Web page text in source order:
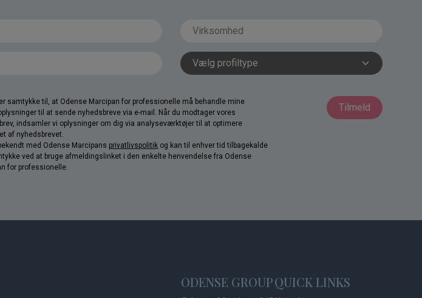
samtykke til, at Odense Marcipan for professionelle må behandle mine
til at sende nyhedsbreve via e-mail. Når du modtager vores
indsamler vi oplysninger om dig via analyseværktøjer til at optimere
af nyhedsbrevet.
med Odense Marcipans privatlivspolitik og kan til enhver tid tilbagekalde
ved at bruge afmeldingslinket i den enkelte henvendelse fra Odense
for professionelle.
Tilmeld
ODENSE GROUPQUICK LINKS